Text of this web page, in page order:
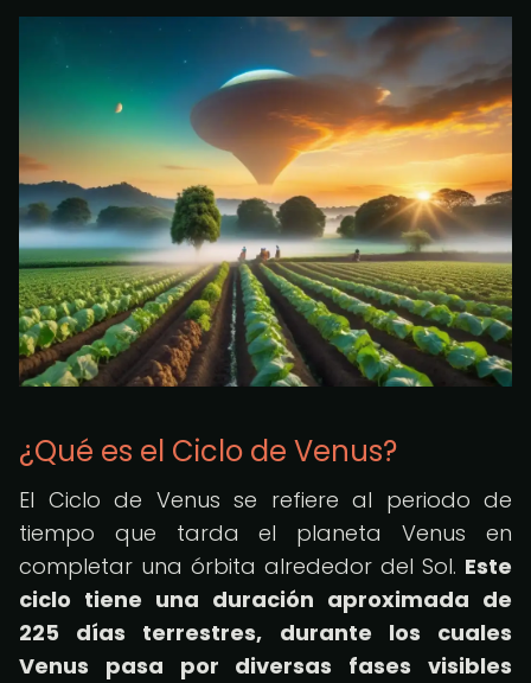
¿Qué es el Ciclo de Venus?
El Ciclo de Venus se refiere al periodo de
tiempo que tarda el planeta Venus en
completar una órbita alrededor del Sol. Este
ciclo tiene una duración aproximada de
225 días terrestres, durante los cuales
Venus pasa por diversas fases visibles